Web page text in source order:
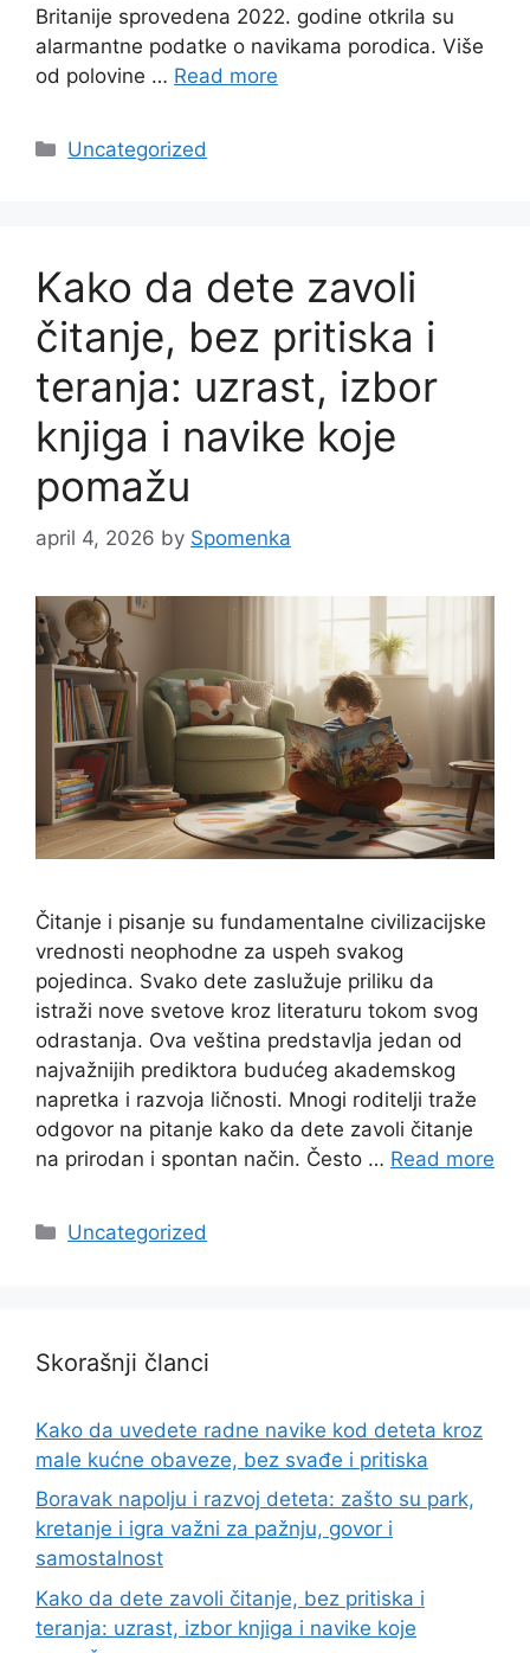
Britanije sprovedena 2022. godine otkrila su
alarmantne podatke o navikama porodica. Više
od polovine … Read more
Categories
Uncategorized
Kako da dete zavoli
čitanje, bez pritiska i
teranja: uzrast, izbor
knjiga i navike koje
pomažu
april 4, 2026 by Spomenka
Čitanje i pisanje su fundamentalne civilizacijske
vrednosti neophodne za uspeh svakog
pojedinca. Svako dete zaslužuje priliku da
istraži nove svetove kroz literaturu tokom svog
odrastanja. Ova veština predstavlja jedan od
najvažnijih prediktora budućeg akademskog
napretka i razvoja ličnosti. Mnogi roditelji traže
odgovor na pitanje kako da dete zavoli čitanje
na prirodan i spontan način. Često … Read more
Categories
Uncategorized
Skorašnji članci
Kako da uvedete radne navike kod deteta kroz
male kućne obaveze, bez svađe i pritiska
Boravak napolju i razvoj deteta: zašto su park,
kretanje i igra važni za pažnju, govor i
samostalnost
Kako da dete zavoli čitanje, bez pritiska i
teranja: uzrast, izbor knjiga i navike koje